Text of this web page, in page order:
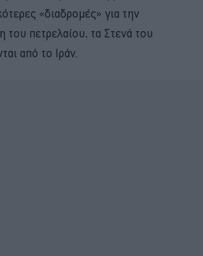
«διαδρομές» για την
του πετρελαίου, τα Στενά του
από το Ιράν.